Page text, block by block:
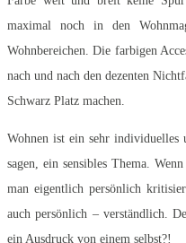
maximal noch in den
Wohnbereichen. Die farbigen
nach und nach den dezenten
Schwarz Platz machen.
Wohnen ist ein sehr individuelles
sagen, ein sensibles Thema.
man eigentlich persönlich
auch persönlich – verständlich.
ein Ausdruck von einem selbst?!